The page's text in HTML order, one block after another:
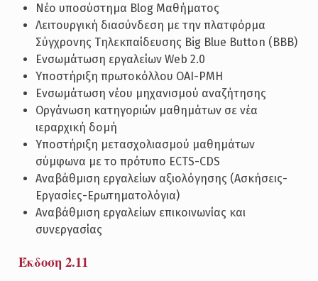
Νέο υποσύστημα Blog Μαθήματος
Λειτουργική διασύνδεση με την πλατφόρμα
Σύγχρονης Τηλεκπαίδευσης Big Blue Button (BBB)
Ενσωμάτωση εργαλείων Web 2.0
Υποστήριξη πρωτοκόλλου OAI-PMH
Ενσωμάτωση νέου μηχανισμού αναζήτησης
Οργάνωση κατηγοριών μαθημάτων σε νέα
ιεραρχική δομή
Υποστήριξη μετασχολιασμού μαθημάτων
σύμφωνα με το πρότυπο ECTS-CDS
Αναβάθμιση εργαλείων αξιολόγησης (Ασκήσεις-
Εργασίες-Ερωτηματολόγια)
Αναβάθμιση εργαλείων επικοινωνίας και
συνεργασίας
Έκδοση 2.11